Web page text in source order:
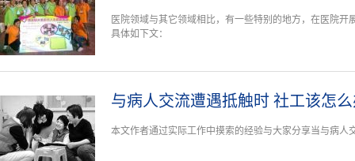
医院领域与其它领域相比，有一些特别的地方，在医院
具体如下文：
与病人交流遭遇抵触时 社工该怎
本文作者通过实际工作中摸索的经验与大家分享当与病人